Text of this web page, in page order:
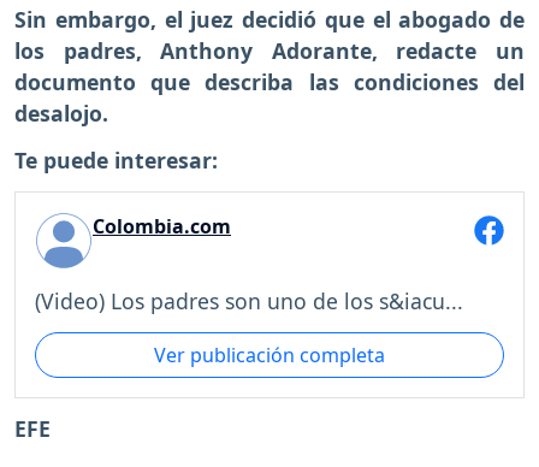
Sin embargo, el juez decidió que el abogado de
los padres, Anthony Adorante, redacte un
documento que describa las condiciones del
desalojo.
Te puede interesar:
Colombia.com
(Video) Los padres son uno de los s&iacu...
Ver publicación completa
EFE